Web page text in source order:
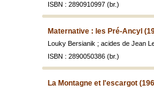
ISBN : 2890910997 (br.)
Maternative : les Pré-Ancyl
Louky Bersianik ; acides de Jean
ISBN : 2890050386 (br.)
La Montagne et l'escargot